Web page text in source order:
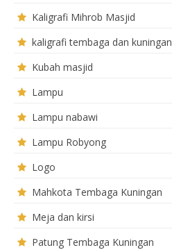
Kaligrafi Mihrob Masjid
kaligrafi tembaga dan kuningan
Kubah masjid
Lampu
Lampu nabawi
Lampu Robyong
Logo
Mahkota Tembaga Kuningan
Meja dan kirsi
Patung Tembaga Kuningan